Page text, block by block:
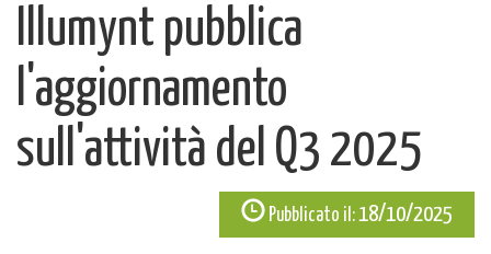
Illumynt pubblica
l'aggiornamento
sull'attività del Q3 2025
Pubblicato il:18/10/2025